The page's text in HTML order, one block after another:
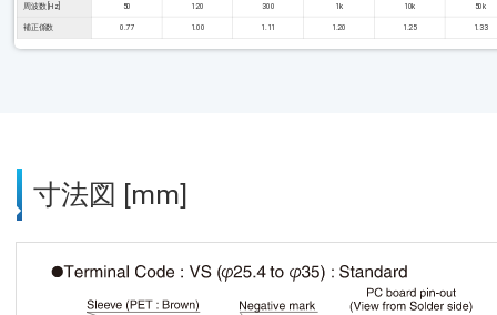
周波数 [Hz] 50 120 300 1k 10k 50k
補正係数 0.77 1.00 1.11 1.20 1.25 1.33
寸法図 [mm]